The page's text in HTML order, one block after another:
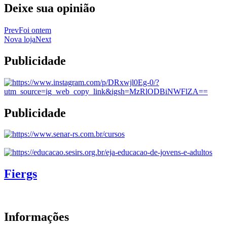
Deixe sua opinião
PrevFoi ontem
Nova lojaNext
Publicidade
Publicidade
Fiergs
Informações